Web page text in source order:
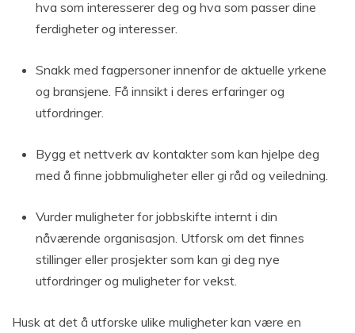
hva som interesserer deg og hva som passer dine
ferdigheter og interesser.
Snakk med fagpersoner innenfor de aktuelle yrkene
og bransjene. Få innsikt i deres erfaringer og
utfordringer.
Bygg et nettverk av kontakter som kan hjelpe deg
med å finne jobbmuligheter eller gi råd og veiledning.
Vurder muligheter for jobbskifte internt i din
nåværende organisasjon. Utforsk om det finnes
stillinger eller prosjekter som kan gi deg nye
utfordringer og muligheter for vekst.
Husk at det å utforske ulike muligheter kan være en